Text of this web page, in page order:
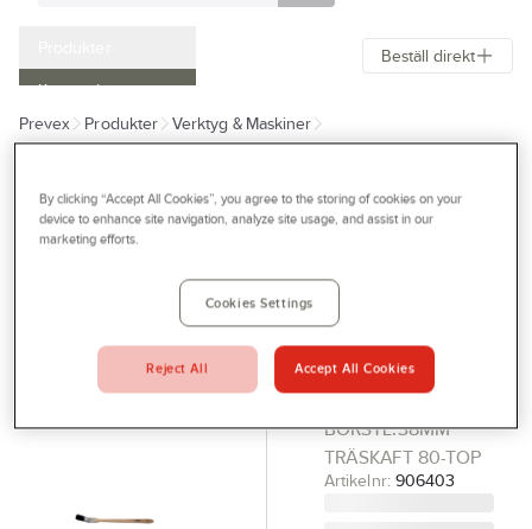
Kampanjer
Outlet
Bli kund
Profilshop
Serviceverkstad
Företagsprofilering
Beställ direkt
Prevex Produkter
Verktyg & Maskiner
A-COLLECTION
Blandborst,
Top
ELEMENTPENSEL
25X9 BLANDBORST
BORSTL:38MM
TRÄSKAFT 80-TOP
Artikelnr: 906403
By clicking “Accept All Cookies”, you agree to the storing of cookies on your
device to enhance site navigation, analyze site usage, and assist in our
marketing efforts.
Cookies Settings
Reject All Accept All Cookies